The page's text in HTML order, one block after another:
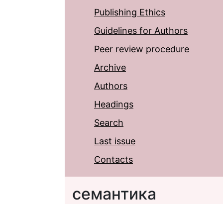
Publishing Ethics
Guidelines for Authors
Peer review procedure
Archive
Authors
Headings
Search
Last issue
Contacts
семантика